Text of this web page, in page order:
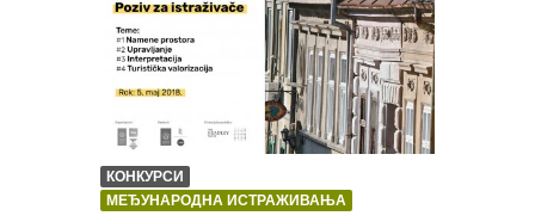
КОНКУРСИ
МЕЂУНАРОДНА ИСТРАЖИВАЊА